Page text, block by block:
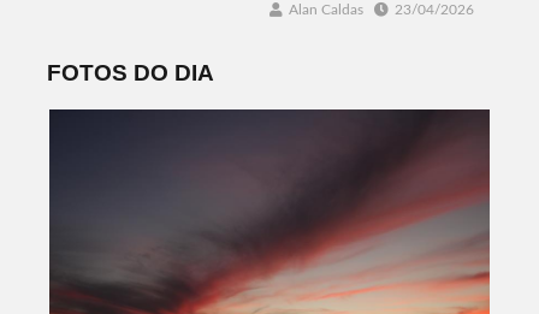
Alan Caldas 23/04/2026
FOTOS DO DIA